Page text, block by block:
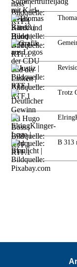
Trotz
B 313